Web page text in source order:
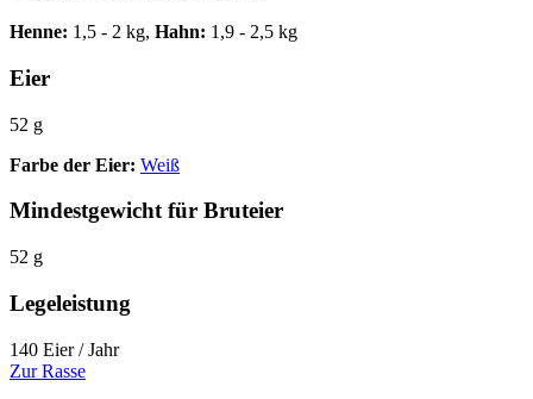
Henne: 1,5 - 2 kg, Hahn: 1,9 - 2,5 kg
Eier
52 g
Farbe der Eier: Weiß
Mindestgewicht für Bruteier
52 g
Legeleistung
140 Eier / Jahr
Zur Rasse